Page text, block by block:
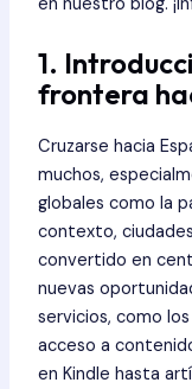
1.
frontera
Cruzarse hacia
muchos,
globales como la
contexto,
convertido en
nuevas
servicios, como
acceso a
en Kindle hasta